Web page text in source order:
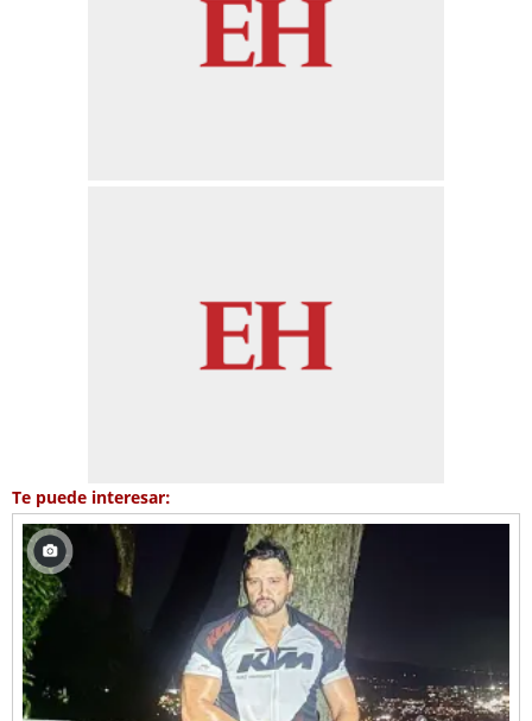
Te puede interesar: